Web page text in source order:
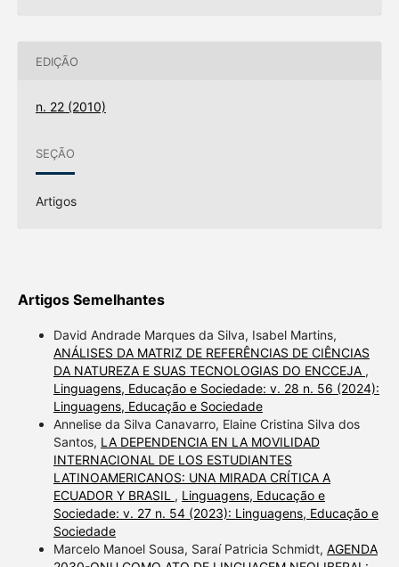
EDIÇÃO
n. 22 (2010)
SEÇÃO
Artigos
Artigos Semelhantes
David Andrade Marques da Silva, Isabel Martins,
ANÁLISES DA MATRIZ DE REFERÊNCIAS DE CIÊNCIAS
DA NATUREZA E SUAS TECNOLOGIAS DO ENCCEJA ,
Linguagens, Educação e Sociedade: v. 28 n. 56 (2024):
Linguagens, Educação e Sociedade
Annelise da Silva Canavarro, Elaine Cristina Silva dos
Santos, LA DEPENDENCIA EN LA MOVILIDAD
INTERNACIONAL DE LOS ESTUDIANTES
LATINOAMERICANOS: UNA MIRADA CRÍTICA A
ECUADOR Y BRASIL , Linguagens, Educação e
Sociedade: v. 27 n. 54 (2023): Linguagens, Educação e
Sociedade
Marcelo Manoel Sousa, Saraí Patricia Schmidt, AGENDA